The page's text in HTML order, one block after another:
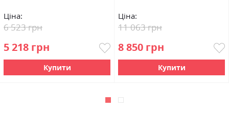
Ціна:
5 218 грн
6 523 грн
Купити
Ціна:
8 850 грн
11 063 грн
Купити